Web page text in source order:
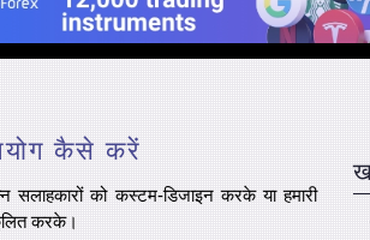
कैसे करें
सलाहकारों को कस्टम-डिजाइन करकेया हमारी
करके।